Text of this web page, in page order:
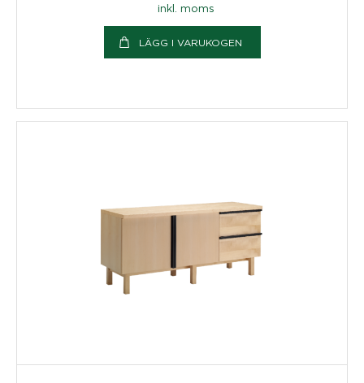
inkl. moms
LÄGG I VARUKOGEN